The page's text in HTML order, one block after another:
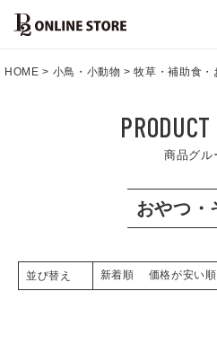
HOME 小鳥・小動物 牧草・補助食・
商品グル
おやつ・
並び替え 新着順 価格が安い順